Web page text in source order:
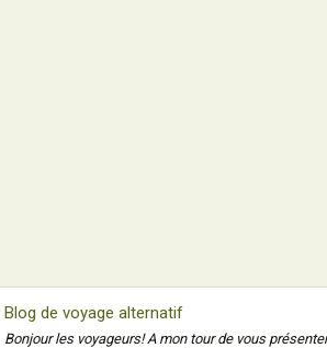
Blog de voyage alternatif
Bonjour les voyageurs! A mon tour de vous